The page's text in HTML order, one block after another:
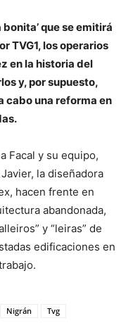
que se emitirá
TVG1, los operarios
en la historia del
y, por supuesto,
cabo una reforma en
Facal y su equipo,
la diseñadora
hacen frente en
abandonada,
y “leiras” de
edificaciones en
Nigrán Tvg